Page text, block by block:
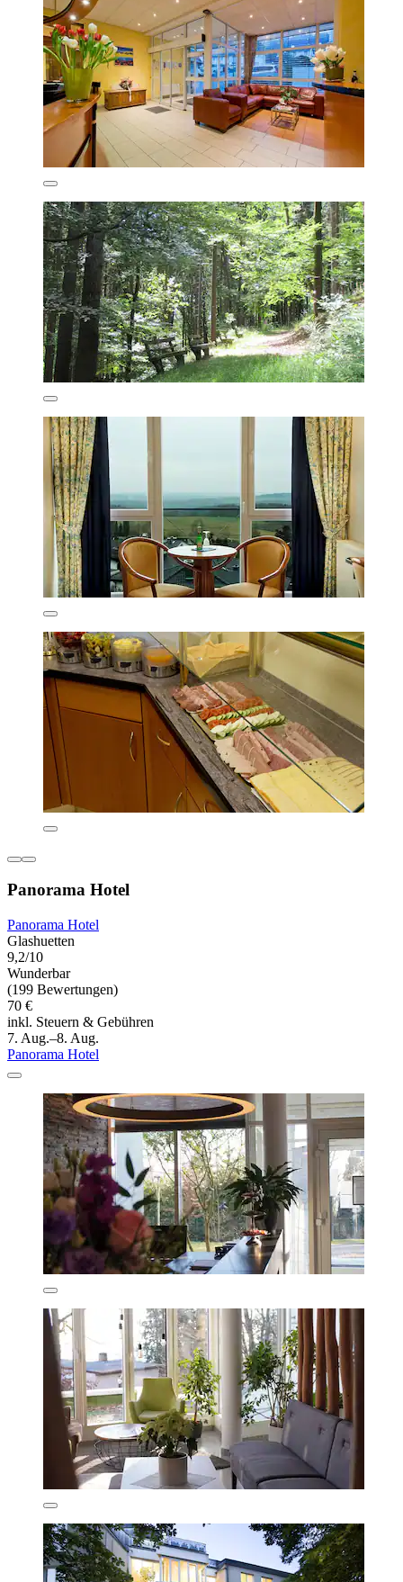
Panorama Hotel
Panorama Hotel
Glashuetten
9,2/10
Wunderbar
(199 Bewertungen)
70 €
inkl. Steuern & Gebühren
7. Aug.–8. Aug.
Panorama Hotel